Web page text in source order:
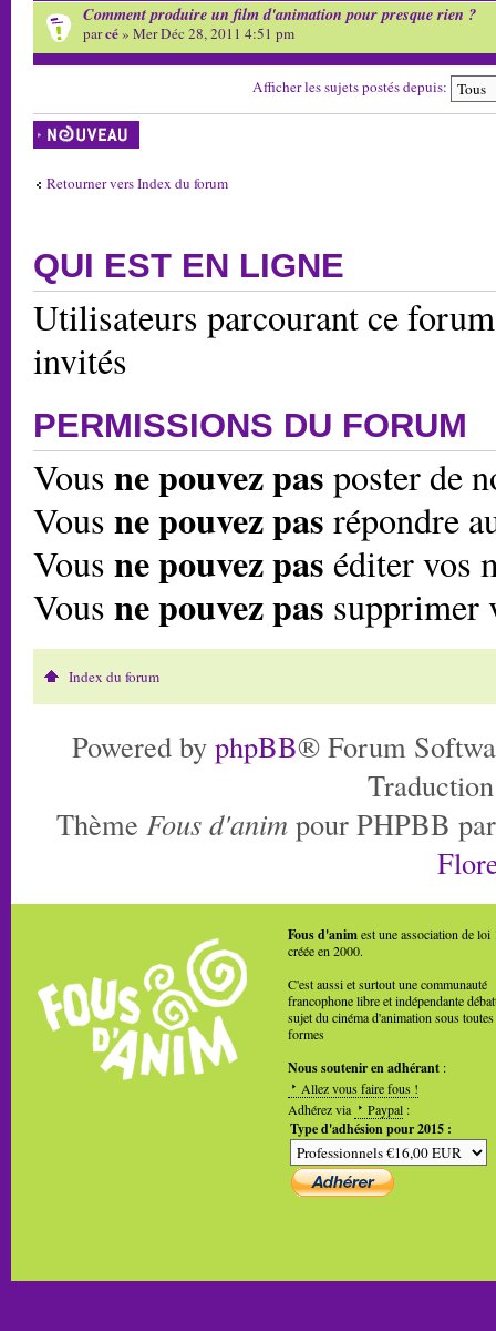
Comment produire un film d'animation pour presque rien ?
parcé» Mer Déc 28, 2011 4:51 pm
Afficher les sujets postés depuis:
Écrire un nouveau
sujet
Retourner vers Index du forum
QUI EST EN LIGNE
Utilisateurs parcourant ce
invités
PERMISSIONS DU FORUM
Vous ne pouvez pas poster de
Vous ne pouvez pas répondre
Vous ne pouvez pas éditer vos
Vous ne pouvez pas supprimer
Index du forum
Powered by phpBB® Forum
Thème Fous d'anim pour PHPBB
Fous d'animest une association de loi
créée en 2000.
C'est aussi et surtout une communauté
francophone libre et indépendante
sujet du cinéma d'animation sous toutes
formes
Nous soutenir en adhérant :
Allez vous faire fous !
Adhérez via
Paypal :
Type d'adhésion pour 2015 :